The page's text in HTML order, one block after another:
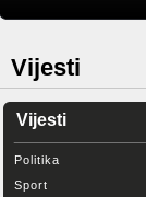
Vijesti
Vijesti
Politika
Sport